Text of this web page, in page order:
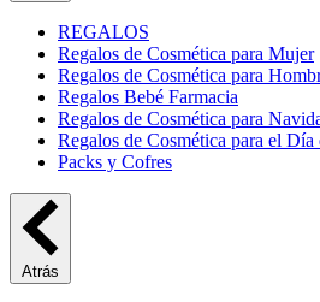
REGALOS
Regalos de Cosmética para Mujer
Regalos de Cosmética para
Regalos Bebé Farmacia
Regalos de Cosmética para
Regalos de Cosmética para el
Packs y Cofres
Atrás